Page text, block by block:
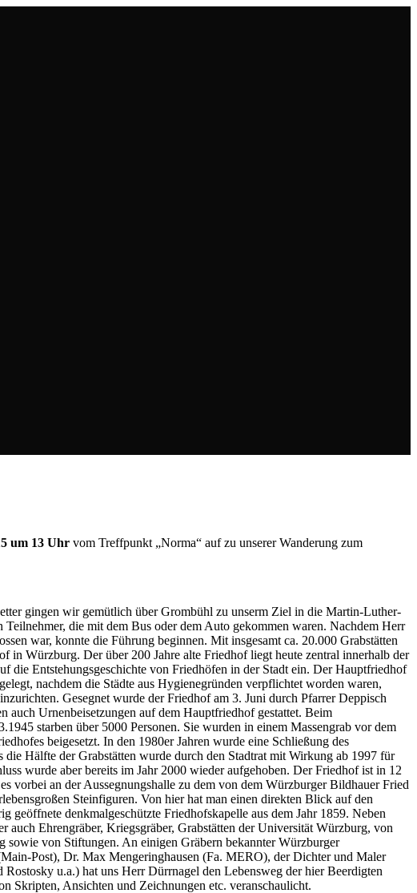
um 13 Uhr vom Treffpunkt „Norma“ auf zu unserer Wanderung zum
gingen wir gemütlich über Grombühl zu unserm Ziel in die Martin-Luther-
Teilnehmer, die mit dem Bus oder dem Auto gekommen waren. Nachdem Herr
war, konnte die Führung beginnen. Mit insgesamt ca. 20.000 Grabstätten
in Würzburg. Der über 200 Jahre alte Friedhof liegt heute zentral innerhalb der
die Entstehungsgeschichte von Friedhöfen in der Stadt ein. Der Hauptfriedhof
nachdem die Städte aus Hygienegründen verpflichtet worden waren,
Gesegnet wurde der Friedhof am 3. Juni durch Pfarrer Deppisch
auch Urnenbeisetzungen auf dem Hauptfriedhof gestattet. Beim
starben über 5000 Personen. Sie wurden in einem Massengrab vor dem
beigesetzt. In den 1980er Jahren wurde eine Schließung des
Hälfte der Grabstätten wurde durch den Stadtrat mit Wirkung ab 1997 für
wurde aber bereits im Jahr 2000 wieder aufgehoben. Der Friedhof ist in 12
vorbei an der Aussegnungshalle zu dem von dem Würzburger Bildhauer Fried
Steinfiguren. Von hier hat man einen direkten Blick auf den
geöffnete denkmalgeschützte Friedhofskapelle aus dem Jahr 1859. Neben
auch Ehrengräber, Kriegsgräber, Grabstätten der Universität Würzburg, von
sowie von Stiftungen. An einigen Gräbern bekannter Würzburger
Post), Dr. Max Mengeringhausen (Fa. MERO), der Dichter und Maler
Rostosky u.a.) hat uns Herr Dürrnagel den Lebensweg der hier Beerdigten
Skripten, Ansichten und Zeichnungen etc. veranschaulicht.